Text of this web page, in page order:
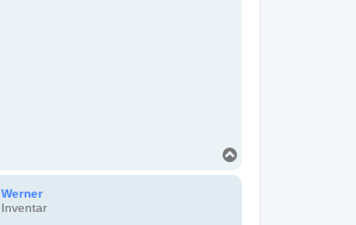
Werner
Inventar